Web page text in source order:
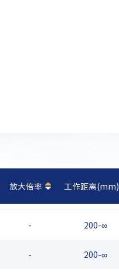
放大倍率 工作距离(mm)
- 200-∞
- 200-∞